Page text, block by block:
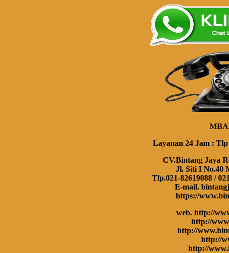
Layanan 24 Jam :
CV.Bintang Jaya
Jl. Siti I No.40
Tlp.021-82619088 /
E-mail.
https://
web. http://
http://
http://
http://
http://